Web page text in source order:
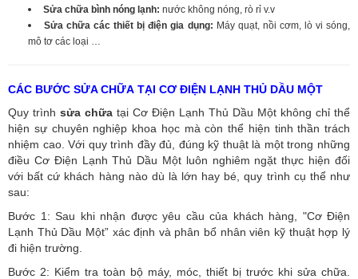
Sửa chữa bình nóng lạnh: nước không nóng, rò rỉ v.v
Sửa chữa các thiết bị điện gia dụng: Máy quạt, nồi cơm, lò vi sóng,
mô tơ các loại …
CÁC BƯỚC SỬA CHỮA TẠI CƠ ĐIỆN LẠNH THỦ DẦU MỘT
Quy trình sửa chữa tại Cơ Điện Lạnh Thủ Dầu Một không chỉ thể
hiện sự chuyên nghiệp khoa học mà còn thể hiện tinh thần trách
nhiệm cao. Với quy trình đầy đủ, đúng kỹ thuật là một trong những
điều Cơ Điện Lạnh Thủ Dầu Một luôn nghiêm ngặt thực hiện đối
với bất cứ khách hàng nào dù là lớn hay bé, quy trình cụ thể như
sau:
Bước 1: Sau khi nhận được yêu cầu của khách hàng, "Cơ Điện
Lạnh Thủ Dầu Một” xác định và phân bổ nhân viên kỹ thuật hợp lý
đi hiện trường.
Bước 2: Kiểm tra toàn bộ máy, móc, thiết bị trước khi sửa chữa.